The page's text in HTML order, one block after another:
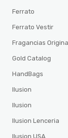
Ferrato
Ferrato Vestir
Fragancias
Gold Catalog
HandBags
Ilusion
Ilusion
Ilusion Lenceria
Ilusion USA